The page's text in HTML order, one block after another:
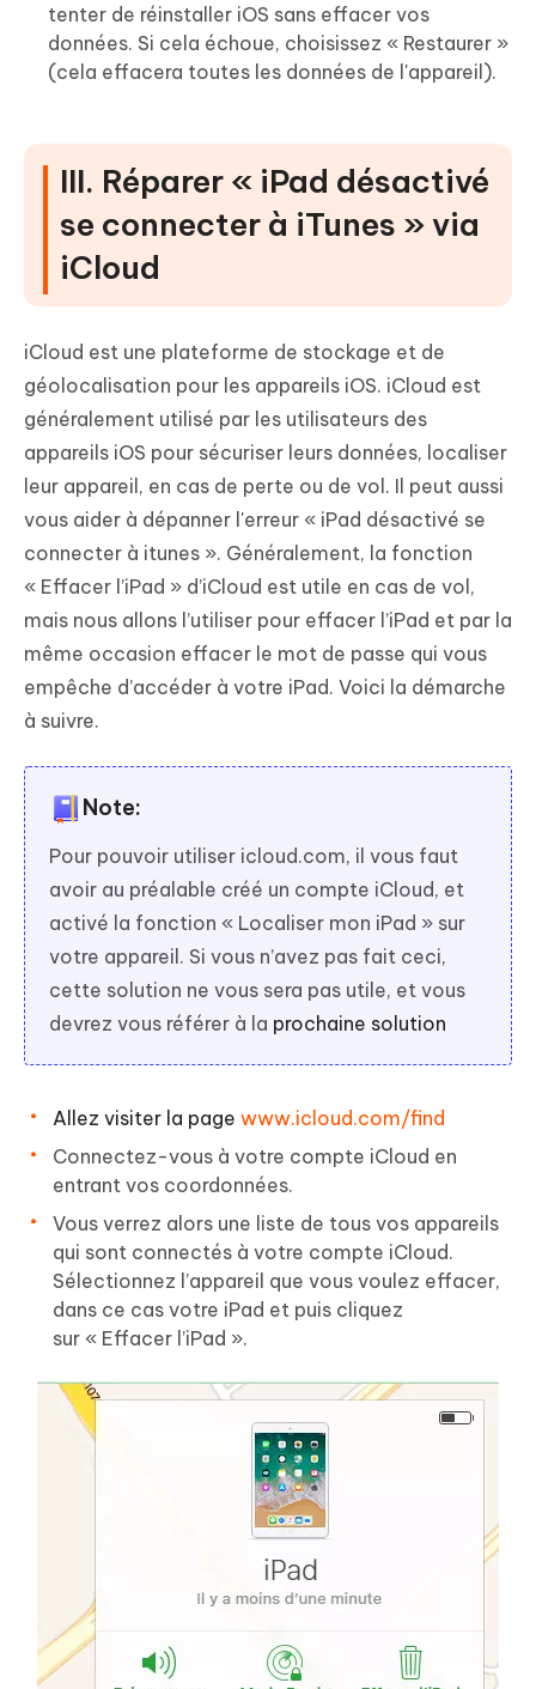
tenter de réinstaller iOS sans effacer vos
données. Si cela échoue, choisissez « Restaurer »
(cela effacera toutes les données de l'appareil).
III. Réparer « iPad désactivé
se connecter à iTunes » via
iCloud
iCloud est une plateforme de stockage et de
géolocalisation pour les appareils iOS. iCloud est
généralement utilisé par les utilisateurs des
appareils iOS pour sécuriser leurs données, localiser
leur appareil, en cas de perte ou de vol. Il peut aussi
vous aider à dépanner l'erreur « iPad désactivé se
connecter à itunes ». Généralement, la fonction
« Effacer l’iPad » d’iCloud est utile en cas de vol,
mais nous allons l’utiliser pour effacer l’iPad et par la
même occasion effacer le mot de passe qui vous
empêche d’accéder à votre iPad. Voici la démarche
à suivre.
Note:
Pour pouvoir utiliser icloud.com, il vous faut
avoir au préalable créé un compte iCloud, et
activé la fonction « Localiser mon iPad » sur
votre appareil. Si vous n’avez pas fait ceci,
cette solution ne vous sera pas utile, et vous
devrez vous référer à la prochaine solution
Allez visiter la page www.icloud.com/find
Connectez-vous à votre compte iCloud en
entrant vos coordonnées.
Vous verrez alors une liste de tous vos appareils
qui sont connectés à votre compte iCloud.
Sélectionnez l’appareil que vous voulez effacer,
dans ce cas votre iPad et puis cliquez
sur « Effacer l’iPad ».